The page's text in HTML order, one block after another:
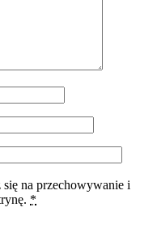
na przechowywanie i
*